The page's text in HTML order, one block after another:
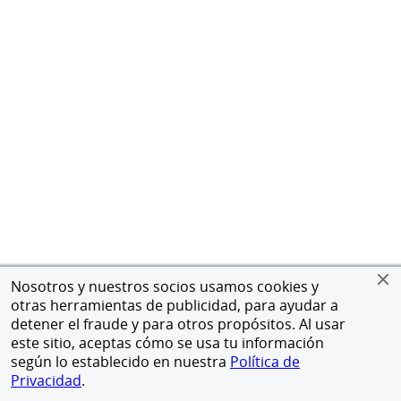
Nosotros y nuestros socios usamos cookies y
otras herramientas de publicidad, para ayudar a
detener el fraude y para otros propósitos. Al usar
este sitio, aceptas cómo se usa tu información
según lo establecido en nuestra Política de
Privacidad.